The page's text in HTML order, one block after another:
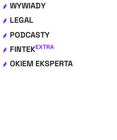
WYWIADY
LEGAL
PODCASTY
FINTEKEXTRA
OKIEM EKSPERTA